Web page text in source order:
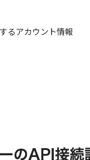
るアカウント情報